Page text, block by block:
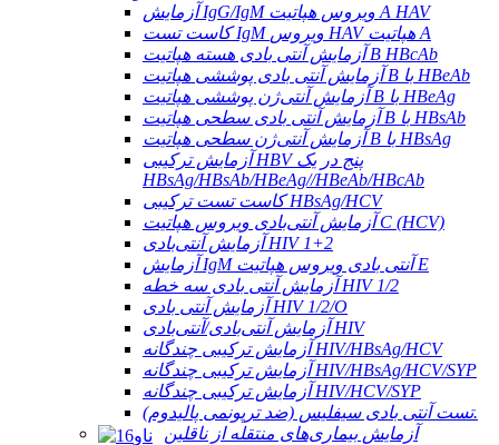
آزمایش IgG/IgM ویروس هپاتیت A HAV
کاست تست IgM ویروس HAV هپاتیت A
آزمایش آنتی بادی هسته هپاتیت B HBcAb
آزمایش آنتی بادی پوششی هپاتیت B با HBeAb
آزمایش آنتی‌ژن پوششی هپاتیت B با HBeAg
آزمایش آنتی بادی سطحی هپاتیت B با HBsAb
آزمایش آنتی‌ژن سطحی هپاتیت B با HBsAg
آزمایش ترکیبی HBV پنج در یک
HBsAg/HBsAb/HBeAg//HBeAb/HBcAb
کاست تست ترکیبی HBsAg/HCV
آزمایش آنتی‌بادی ویروس هپاتیت C (HCV)
آزمایش آنتی‌بادی HIV 1+2
آزمایش IgM آنتی بادی ویروس هپاتیت E
آزمایش آنتی بادی سه خطه HIV 1/2
آزمایش آنتی بادی HIV 1/2/O
آزمایش آنتی‌بادی/آنتی‌بادی HIV
آزمایش ترکیبی چندگانه HIV/HBsAg/HCV
آزمایش ترکیبی چندگانه HIV/HBsAg/HCV/SYP
آزمایش ترکیبی چندگانه HIV/HCV/SYP
تست آنتی بادی سیفلیس (ضد ترپونمی پالیدوم).
آزمایش بیماری‌های منتقله از ناقلین